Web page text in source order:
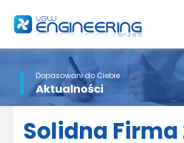
Dopasowani do Ciebie
Aktualności
Solidna Firma